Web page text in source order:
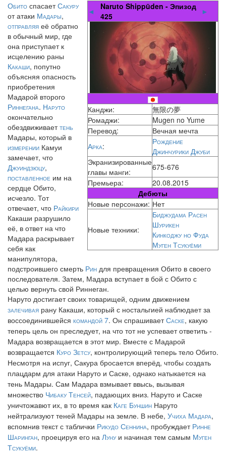
◄
Naruto Shippūden - Эпизод
425
►
Канджи:
無限の夢
Ромаджи:
Mugen no Yume
Перевод:
Вечная мечта
Арка:
Рождение
Джинчурики Джуби
Экранизированные
главы манги:
675-676
Премьера:
20.08.2015
Дебюты
Новые персонажи: Нет
Новые техники:
Биджудама Расен
Шурикен
Кинкоджу но Фуда
Муген Тсукуёми
Обито спасаетСакуру
от атаки Мадары,
отправляя её обратно
в обычный мир, где
она приступает к
исцелению раны
Какаши, попутно
объясняя опасность
приобретения
Мадарой второго
Риннегана. Наруто
окончательно
обездвиживаеттень
Мадары, который в
измерении Камуи
замечает, что
Джуиндзюцу,
поставленное им на
сердце Обито,
исчезло. Тот
отвечает, что Райкири
Какаши разрушило
её, в ответ на что
Мадара раскрывает
себя как
манипулятора,
подстроившего смерть Рин для превращения Обито в своего
последователя. Затем, Мадара вступает в бой с Обито с
целью вернуть свой Риннеган.
Наруто достигает своих товарищей, одним движением
залечивая рану Какаши, который с ностальгией наблюдает за
воссоединившейся командой 7. Он спрашиваетСаске, какую
теперь цель он преследует, на что тот не успевает ответить -
Мадара возвращается в этот мир. Вместе с Мадарой
возвращается Куро Зетсу, контролирующий теперь тело Обито.
Несмотря на испуг, Сакура бросается вперёд, чтобы создать
плацдарм для атаки Наруто и Саске, однако натыкается на
тень Мадары. Сам Мадара взмывает ввысь, вызывая
множество Чибаку Тенсей, падающих вниз. Наруто и Саске
уничтожавют их, в то время как Каге Буншин Наруто
нейтрализуют теней Мадары на земле. В небе, Учиха Мадара,
вспомнив текст с таблички Рикудо Сеннина, пробуждает Ринне
Шаринган, проецируя его на Лунуи начиная тем самым Муген
Тсукуёми.